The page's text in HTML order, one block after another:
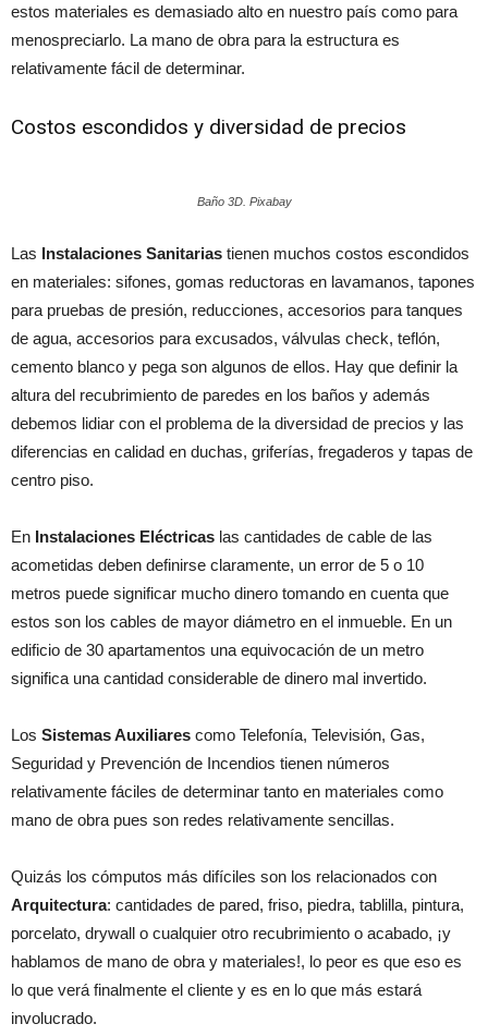
estos materiales es demasiado alto en nuestro país como para
menospreciarlo. La mano de obra para la estructura es
relativamente fácil de determinar.
Costos escondidos y diversidad de precios
Baño 3D. Pixabay
Las Instalaciones Sanitarias tienen muchos costos escondidos
en materiales: sifones, gomas reductoras en lavamanos, tapones
para pruebas de presión, reducciones, accesorios para tanques
de agua, accesorios para excusados, válvulas check, teflón,
cemento blanco y pega son algunos de ellos. Hay que definir la
altura del recubrimiento de paredes en los baños y además
debemos lidiar con el problema de la diversidad de precios y las
diferencias en calidad en duchas, griferías, fregaderos y tapas de
centro piso.
En Instalaciones Eléctricas las cantidades de cable de las
acometidas deben definirse claramente, un error de 5 o 10
metros puede significar mucho dinero tomando en cuenta que
estos son los cables de mayor diámetro en el inmueble. En un
edificio de 30 apartamentos una equivocación de un metro
significa una cantidad considerable de dinero mal invertido.
Los Sistemas Auxiliares como Telefonía, Televisión, Gas,
Seguridad y Prevención de Incendios tienen números
relativamente fáciles de determinar tanto en materiales como
mano de obra pues son redes relativamente sencillas.
Quizás los cómputos más difíciles son los relacionados con
Arquitectura: cantidades de pared, friso, piedra, tablilla, pintura,
porcelato, drywall o cualquier otro recubrimiento o acabado, ¡y
hablamos de mano de obra y materiales!, lo peor es que eso es
lo que verá finalmente el cliente y es en lo que más estará
involucrado.